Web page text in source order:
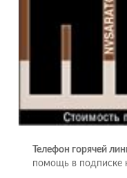
Телефон горячей
помощь в подписке